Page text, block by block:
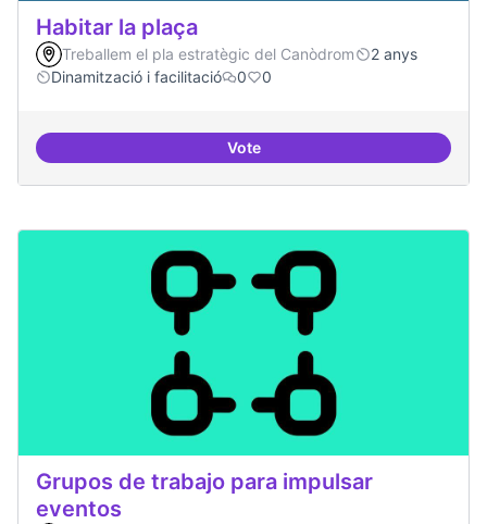
Habitar la plaça
Treballem el pla estratègic del Canòdrom
2 anys
Dinamització i facilitació
0 0
VoteHabitar la plaça
Grupos de trabajo para impulsar
eventos